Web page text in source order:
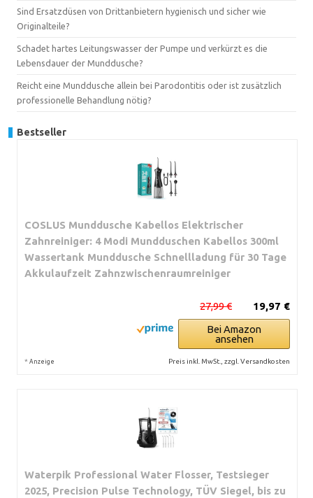
Sind Ersatzdüsen von Drittanbietern hygienisch und sicher wie
Originalteile?
Schadet hartes Leitungswasser der Pumpe und verkürzt es die
Lebensdauer der Munddusche?
Reicht eine Munddusche allein bei Parodontitis oder ist zusätzlich
professionelle Behandlung nötig?
Bestseller
COSLUS Munddusche Kabellos Elektrischer
Zahnreiniger: 4 Modi Mundduschen Kabellos 300ml
Wassertank Munddusche Schnellladung für 30 Tage
Akkulaufzeit Zahnzwischenraumreiniger
19,97 €
27,99 €
Bei Amazon
ansehen
* Anzeige Preis inkl. MwSt., zzgl. Versandkosten
Waterpik Professional Water Flosser, Testsieger
2025, Precision Pulse Technology, TÜV Siegel, bis zu